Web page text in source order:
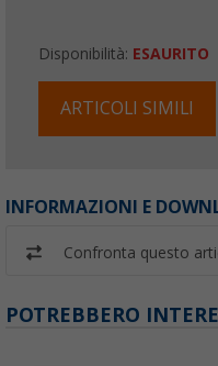
Disponibilità: ESAURITO
ARTICOLI SIMILI
INFORMAZIONI E
Confronta questo
POTREBBERO